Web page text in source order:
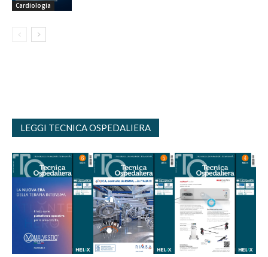
Cardiologia
LEGGI TECNICA OSPEDALIERA